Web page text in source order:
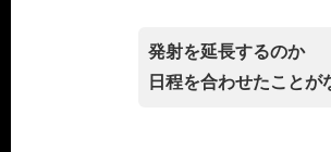
発射を延長するのか
日程を合わせたことが